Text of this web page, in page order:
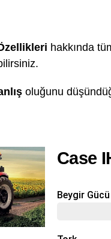
hakkında
oluğunu
Case
Beygir Gücü